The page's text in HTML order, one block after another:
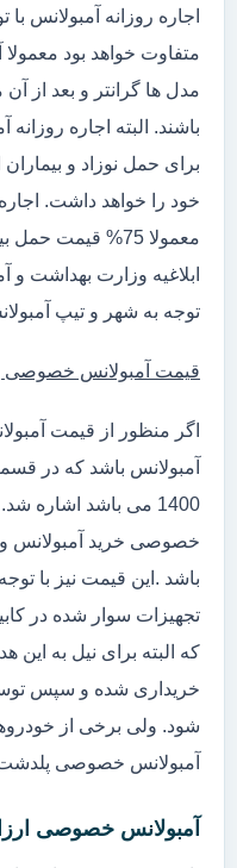
اجاره روزانه آمبولانس
باشند. البته اجاره
برای حمل نوزاد و
خود را خواهد داشت.
معمولا 75% قیمت
ابلاغیه وزارت بهداشت
توجه به شهر و تیپ
قیمت آمبولانس خصوصی
اگر منظور از قیمت
آمبولانس باشد که در
1400 می باشد
خصوصی خرید آمبولانس
باشد .این قیمت نیز با
تجهیزات سوار شده در
که البته برای نیل به
خریداری شده و سپس
شود. ولی برخی از
آمبولانس خصوصی پلدشت
آمبولانس خصوصی